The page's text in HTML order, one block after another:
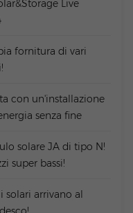
Live
fornitura di vari
con un'installazione
senza fine
solare JA di tipo N!
super bassi!
solari arrivano al